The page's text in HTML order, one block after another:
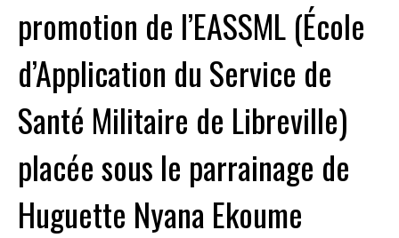
promotion de l’EASSML (École
d’Application du Service de
Santé Militaire de Libreville)
placée sous le parrainage de
Huguette Nyana Ekoume